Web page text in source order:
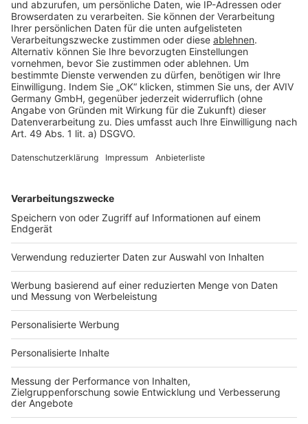
Cookie Einstellungen
Rechtliches
AGB-Übersicht
Datenschutz
Impressum
Services
Bauprojekt-Quiz
Häuser-Suche
Hausanbieter-Suche
Bauprojekt-Profil
Für Unternehmen
Ihre Baufirma auf bauen.de
Kostenloses Infogespräch